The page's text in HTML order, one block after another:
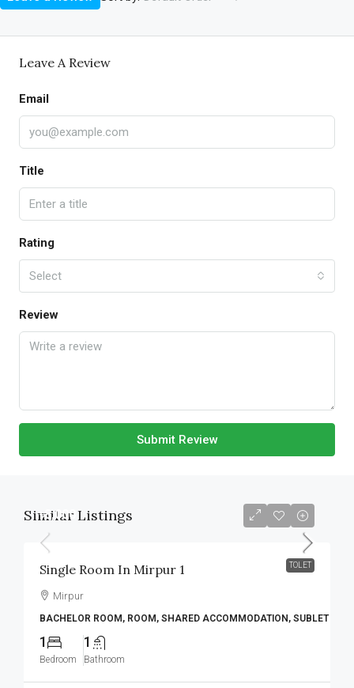
Leave A Review
Email
Title
Rating
Select
Review
Submit Review
Similar Listings
TOLET
৳8,000
Single Room In Mirpur 1
Mirpur
BACHELOR ROOM, ROOM, SHARED ACCOMMODATION, SUBLET
1
Bedroom
1
Bathroom